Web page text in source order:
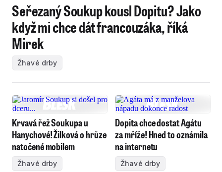
Seřezaný Soukup kousl Dopitu? Jako
když mi chce dát francouzáka, říká
Mirek
Žhavé drby
Krvavá řež Soukupa u
Hanychové! Žilková o hrůze
natočené mobilem
Žhavé drby
Dopita chce dostat Agátu
za mříže! Hned to oznámila
na internetu
Žhavé drby